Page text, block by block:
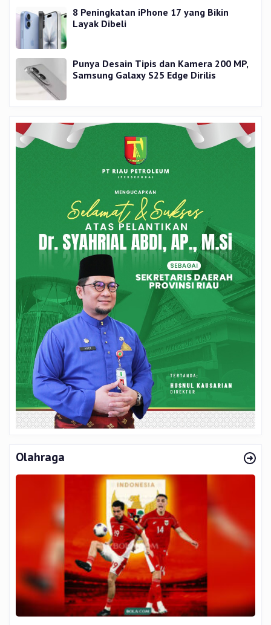
8 Peningkatan iPhone 17 yang Bikin
Layak Dibeli
Punya Desain Tipis dan Kamera 200 MP,
Samsung Galaxy S25 Edge Dirilis
Olahraga